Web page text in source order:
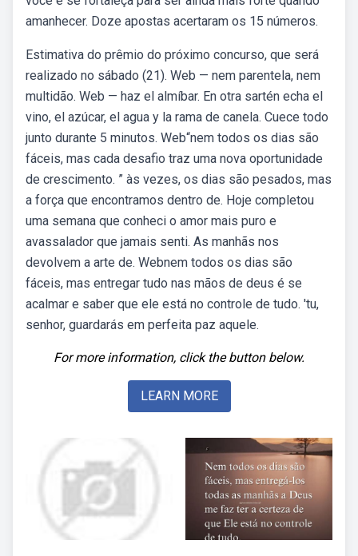
amanhecer. Doze apostas acertaram os 15 números.
Estimativa do prêmio do próximo concurso, que será
realizado no sábado (21). Web — nem parentela, nem
multidão. Web — haz el almíbar. En otra sartén echa el
vino, el azúcar, el agua y la rama de canela. Cuece todo
junto durante 5 minutos. Web“nem todos os dias são
fáceis, mas cada desafio traz uma nova oportunidade
de crescimento. ” às vezes, os dias são pesados, mas
a força que encontramos dentro de. Hoje completou
uma semana que conheci o amor mais puro e
avassalador que jamais senti. As manhãs nos
devolvem a arte de. Web⁠nem todos os dias são
fáceis, mas entregar tudo nas mãos de deus é se
acalmar e saber que ele está no controle de tudo. 'tu,
senhor, guardarás em perfeita paz aquele.
For more information, click the button below.
LEARN MORE